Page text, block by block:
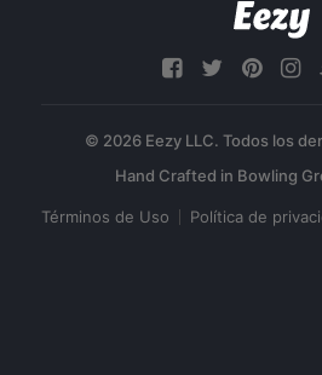
© 2026 Eezy LLC. Todos los
Términos de Uso Política de